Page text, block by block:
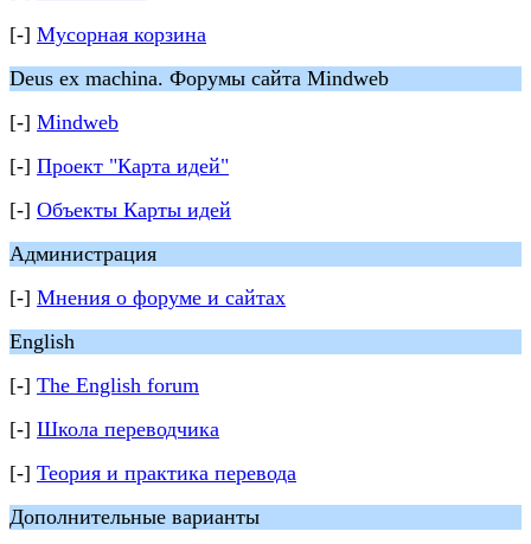
[-] Мусорная корзина
Deus ex machina. Форумы сайта Mindweb
[-] Mindweb
[-] Проект "Карта идей"
[-] Объекты Карты идей
Администрация
[-] Мнения о форуме и сайтах
English
[-] The English forum
[-] Школа переводчика
[-] Теория и практика перевода
Дополнительные варианты